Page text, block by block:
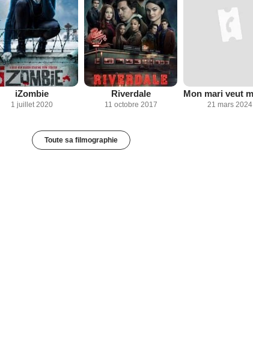
iZombie
1 juillet 2020
Riverdale
11 octobre 2017 21 mars 2024
Toute sa filmographie